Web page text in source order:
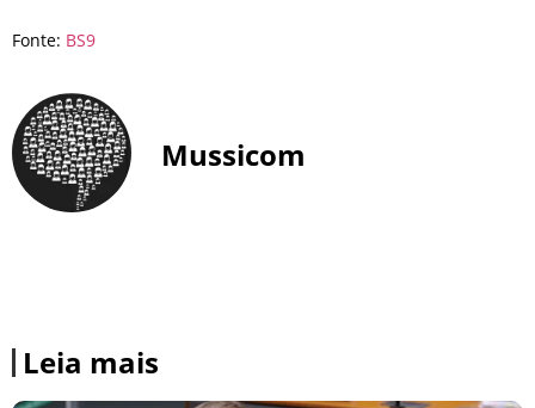
Fonte: BS9
Mussicom
Leia mais